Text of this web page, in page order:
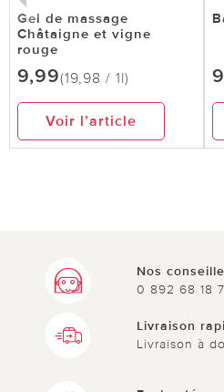
Gel de massage
Châtaigne et vigne
rouge
9,99(19,98 / 1l)
Voir l’article
Nos
0 892 68 18
Livraison
Livraison à